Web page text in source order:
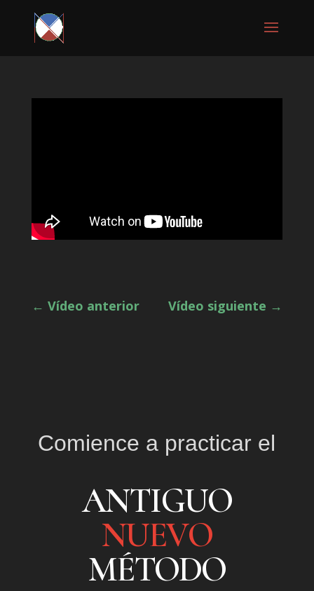
← Vídeo anterior Vídeo siguiente →
Comience a practicar el
ANTIGUO
NUEVO
MÉTODO